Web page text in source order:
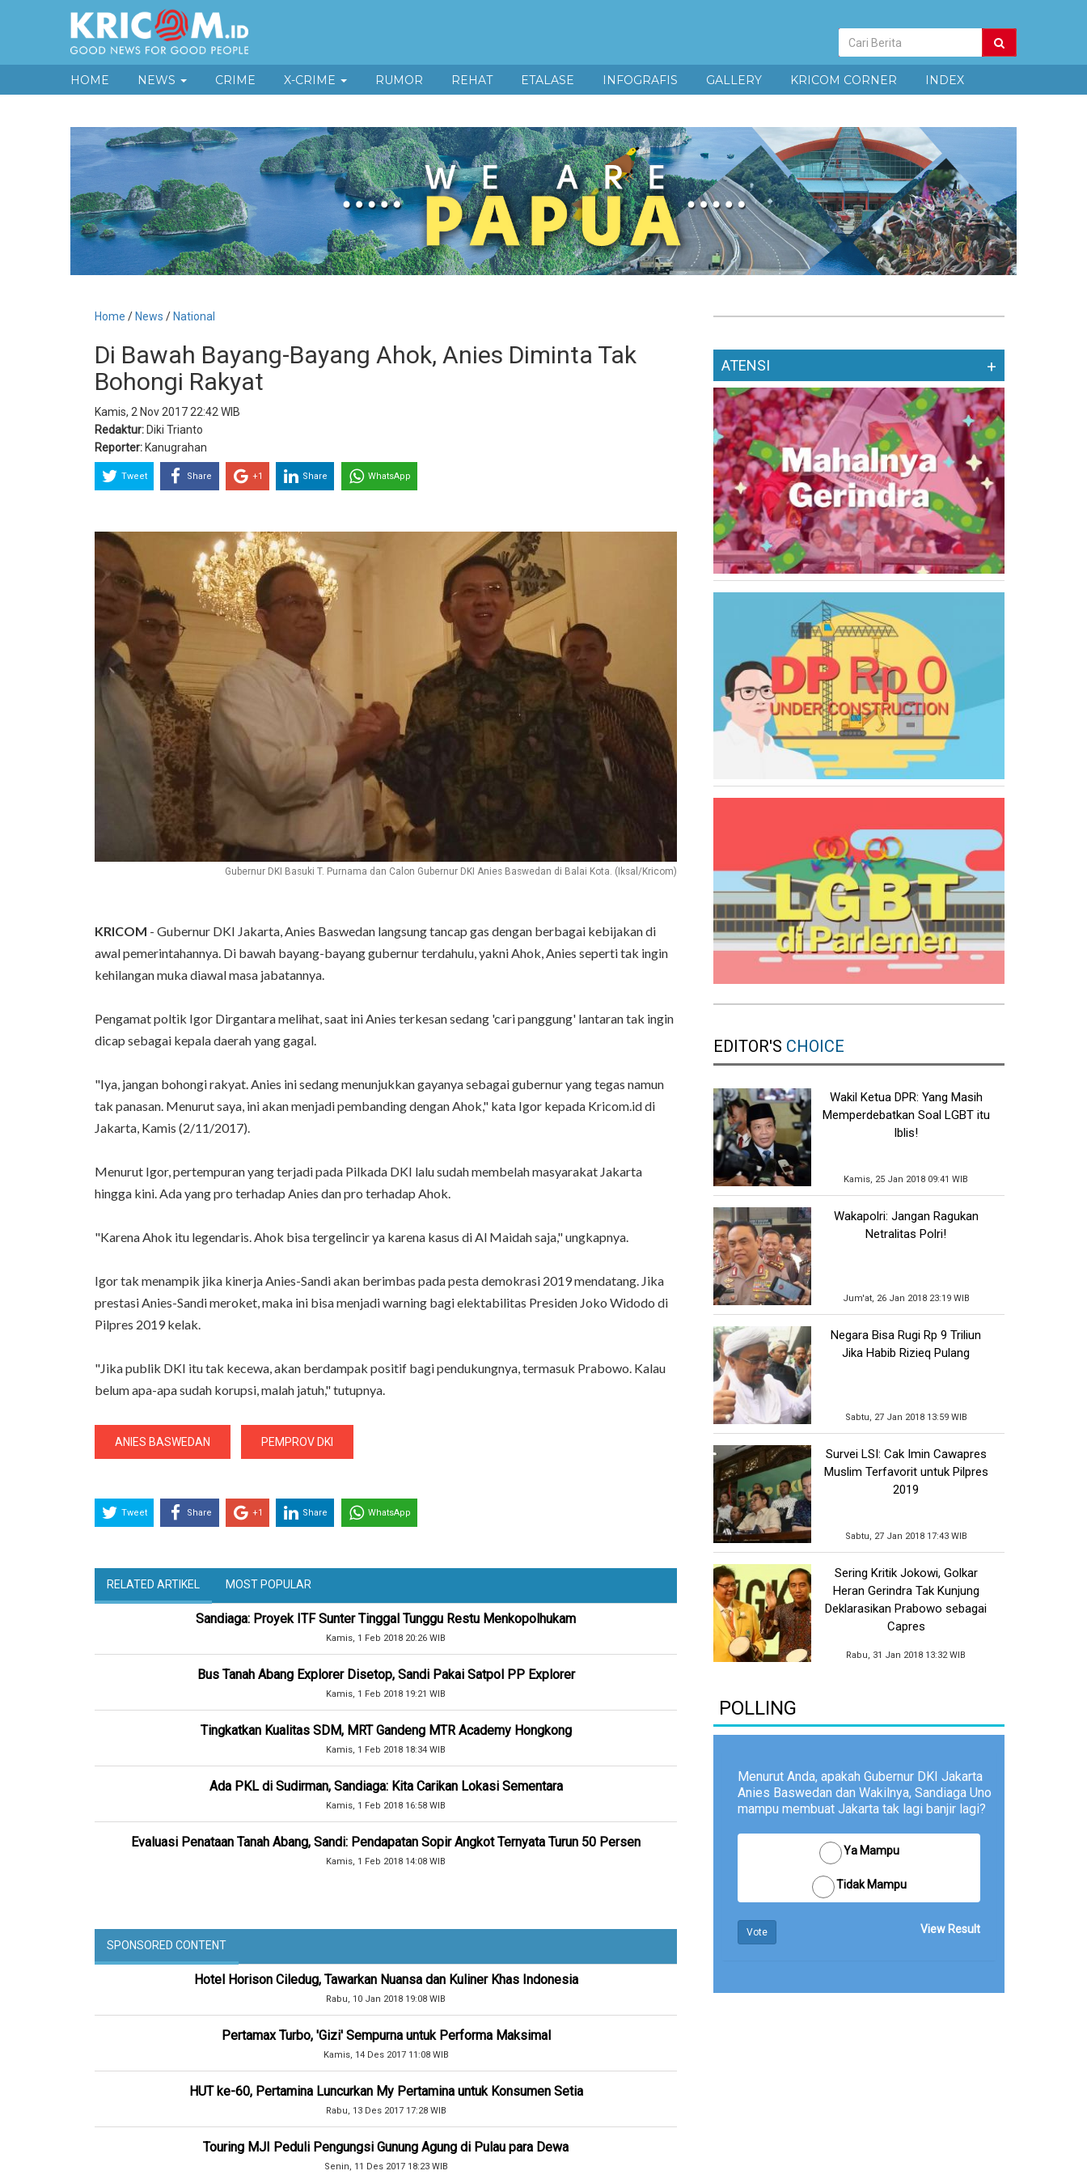
Pencarian
Berita
HOME NEWS CRIME X-CRIME RUMOR REHAT ETALASE INFOGRAFIS GALLERY KRICOM CORNER INDEX
Home / News / National
Di Bawah Bayang-Bayang Ahok, Anies Diminta Tak
Bohongi Rakyat
Kamis, 2 Nov 2017 22:42 WIB
Redaktur: Diki Trianto
Reporter: Kanugrahan
Tweet Share +1 Share WhatsApp
Gubernur DKI Basuki T. Purnama dan Calon Gubernur DKI Anies Baswedan di Balai Kota. (Iksal/Kricom)
KRICOM - Gubernur DKI Jakarta, Anies Baswedan langsung tancap gas dengan berbagai kebijakan di
awal pemerintahannya. Di bawah bayang-bayang gubernur terdahulu, yakni Ahok, Anies seperti tak ingin
kehilangan muka diawal masa jabatannya.
Pengamat poltik Igor Dirgantara melihat, saat ini Anies terkesan sedang 'cari panggung' lantaran tak ingin
dicap sebagai kepala daerah yang gagal.
"Iya, jangan bohongi rakyat. Anies ini sedang menunjukkan gayanya sebagai gubernur yang tegas namun
tak panasan. Menurut saya, ini akan menjadi pembanding dengan Ahok," kata Igor kepada Kricom.id di
Jakarta, Kamis (2/11/2017).
Menurut Igor, pertempuran yang terjadi pada Pilkada DKI lalu sudah membelah masyarakat Jakarta
hingga kini. Ada yang pro terhadap Anies dan pro terhadap Ahok.
"Karena Ahok itu legendaris. Ahok bisa tergelincir ya karena kasus di Al Maidah saja," ungkapnya.
Igor tak menampik jika kinerja Anies-Sandi akan berimbas pada pesta demokrasi 2019 mendatang. Jika
prestasi Anies-Sandi meroket, maka ini bisa menjadi warning bagi elektabilitas Presiden Joko Widodo di
Pilpres 2019 kelak.
"Jika publik DKI itu tak kecewa, akan berdampak positif bagi pendukungnya, termasuk Prabowo. Kalau
belum apa-apa sudah korupsi, malah jatuh," tutupnya.
ANIES BASWEDAN PEMPROV DKI
Tweet Share +1 Share WhatsApp
RELATED ARTIKEL MOST POPULAR
Sandiaga: Proyek ITF Sunter Tinggal Tunggu Restu Menkopolhukam
Kamis, 1 Feb 2018 20:26 WIB
Bus Tanah Abang Explorer Disetop, Sandi Pakai Satpol PP Explorer
Kamis, 1 Feb 2018 19:21 WIB
Tingkatkan Kualitas SDM, MRT Gandeng MTR Academy Hongkong
Kamis, 1 Feb 2018 18:34 WIB
Ada PKL di Sudirman, Sandiaga: Kita Carikan Lokasi Sementara
Kamis, 1 Feb 2018 16:58 WIB
Evaluasi Penataan Tanah Abang, Sandi: Pendapatan Sopir Angkot Ternyata Turun 50 Persen
Kamis, 1 Feb 2018 14:08 WIB
SPONSORED CONTENT
Hotel Horison Ciledug, Tawarkan Nuansa dan Kuliner Khas Indonesia
Rabu, 10 Jan 2018 19:08 WIB
Pertamax Turbo, 'Gizi' Sempurna untuk Performa Maksimal
Kamis, 14 Des 2017 11:08 WIB
HUT ke-60, Pertamina Luncurkan My Pertamina untuk Konsumen Setia
Rabu, 13 Des 2017 17:28 WIB
Touring MJI Peduli Pengungsi Gunung Agung di Pulau para Dewa
Senin, 11 Des 2017 18:23 WIB
ATENSI +
EDITOR'S CHOICE
Wakil Ketua DPR: Yang Masih
Memperdebatkan Soal LGBT itu
Iblis!
Kamis, 25 Jan 2018 09:41 WIB
Wakapolri: Jangan Ragukan
Netralitas Polri!
Jum'at, 26 Jan 2018 23:19 WIB
Negara Bisa Rugi Rp 9 Triliun
Jika Habib Rizieq Pulang
Sabtu, 27 Jan 2018 13:59 WIB
Survei LSI: Cak Imin Cawapres
Muslim Terfavorit untuk Pilpres
2019
Sabtu, 27 Jan 2018 17:43 WIB
Sering Kritik Jokowi, Golkar
Heran Gerindra Tak Kunjung
Deklarasikan Prabowo sebagai
Capres
Rabu, 31 Jan 2018 13:32 WIB
POLLING
Menurut Anda, apakah Gubernur DKI Jakarta
Anies Baswedan dan Wakilnya, Sandiaga Uno
mampu membuat Jakarta tak lagi banjir lagi?
Ya Mampu
Tidak Mampu
Vote View Result